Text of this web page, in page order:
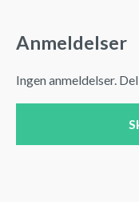
Anmeldelser
Ingen anmeldelser.